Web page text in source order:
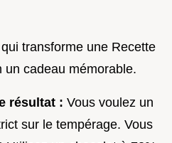
transforme une Recette
un cadeau mémorable.
résultat : Vous voulez un
sur le tempérage. Vous